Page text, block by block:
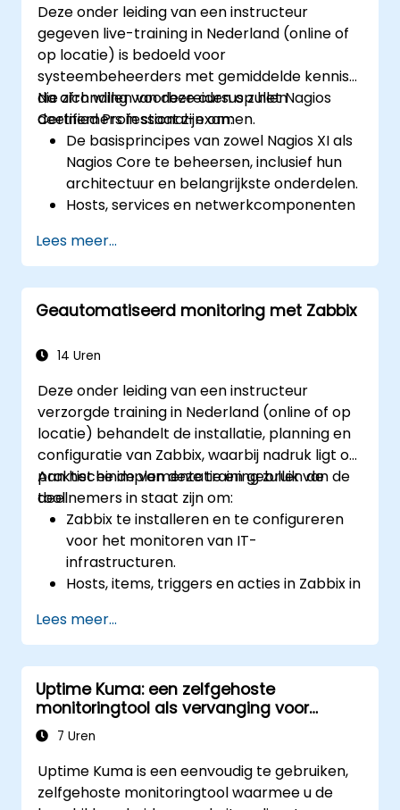
Deze onder leiding van een instructeur
gegeven live-training in Nederland (online of
op locatie) is bedoeld voor
systeembeheerders met gemiddelde kennis
die zich willen voorbereiden op het Nagios
Certified Professional-examen.
Na afronding van deze cursus zullen
deelnemers in staat zijn om:
De basisprincipes van zowel Nagios XI als
Nagios Core te beheersen, inclusief hun
architectuur en belangrijkste onderdelen.
Hosts, services en netwerkcomponenten
Nagios.
Nagios in te zetten voor datavisualisatie,
het maken van dashboards en
rapportage.
met zelfvertrouwen af te leggen.
Lees meer...
Geautomatiseerd monitoring met Zabbix
14 Uren
Deze onder leiding van een instructeur
verzorgde training in Nederland (online of op
locatie) behandelt de installatie, planning en
configuratie van Zabbix, waarbij nadruk ligt op
praktische implementatie en gebruik van de
tool.
Aan het einde van deze training zullen de
deelnemers in staat zijn om:
Zabbix te installeren en te configureren
voor het monitoren van IT-
infrastructuren.
Hosts, items, triggers en acties in Zabbix in
De functionaliteiten van Zabbix te
benutten voor gegevensverzameling,
waarschuwingen en rapportage.
Zabbix te integreren met andere tools en
platforms om het monitoringproces en
de automatisering te versterken.
Lees meer...
Uptime Kuma: een zelfgehoste
monitoringtool als vervanging voor
Datadog en Pingdom
7 Uren
Uptime Kuma is een eenvoudig te gebruiken,
zelfgehoste monitoringtool waarmee u de